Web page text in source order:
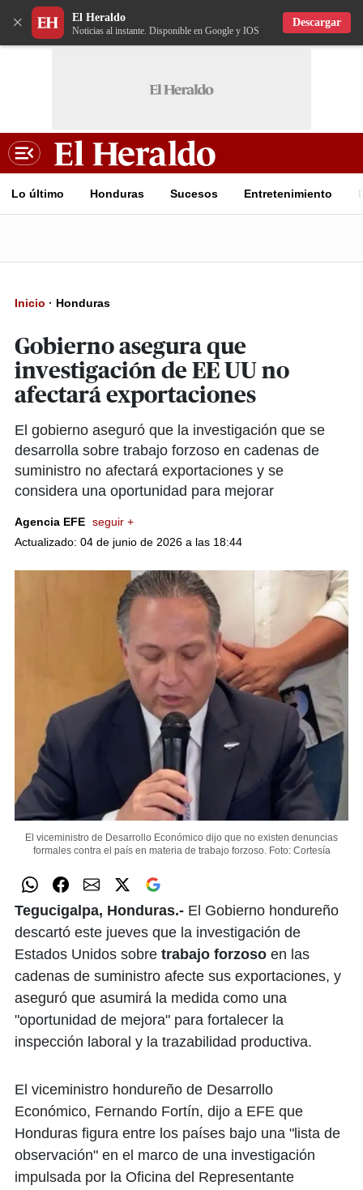
× El Heraldo
Noticias al instante. Disponible en Google y IOS
Descargar
Lo último Honduras Sucesos Entretenimiento
Inicio · Honduras
Gobierno asegura que
investigación de EE UU no
afectará exportaciones
El gobierno aseguró que la investigación que se
desarrolla sobre trabajo forzoso en cadenas de
suministro no afectará exportaciones y se
considera una oportunidad para mejorar
Agencia EFE seguir +
Actualizado: 04 de junio de 2026 a las 18:44
El viceministro de Desarrollo Económico dijo que no existen denuncias
formales contra el país en materia de trabajo forzoso. Foto: Cortesía
Tegucigalpa, Honduras.- El Gobierno hondureño
descartó este jueves que la investigación de
Estados Unidos sobre trabajo forzoso en las
cadenas de suministro afecte sus exportaciones, y
aseguró que asumirá la medida como una
"oportunidad de mejora" para fortalecer la
inspección laboral y la trazabilidad productiva.
El viceministro hondureño de Desarrollo
Económico, Fernando Fortín, dijo a EFE que
Honduras figura entre los países bajo una "lista de
observación" en el marco de una investigación
impulsada por la Oficina del Representante